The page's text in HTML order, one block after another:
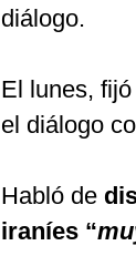
diálogo.
El lunes,
el diálogo
Habló de
iraníes “